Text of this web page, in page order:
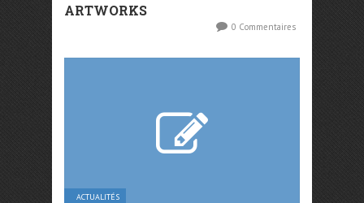
ARTWORKS
0 Commentaires
ACTUALITÉS